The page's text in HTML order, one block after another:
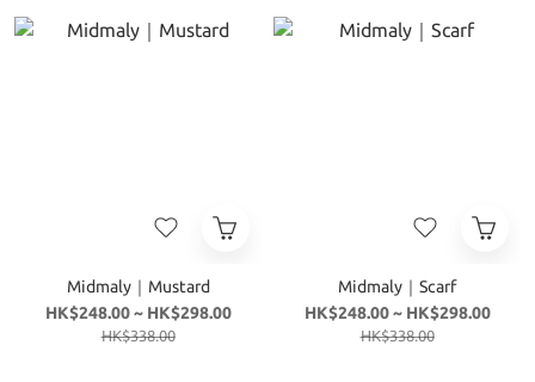
Midmaly｜Mustard
HK$248.00 ~ HK$298.00
HK$338.00
Midmaly｜Scarf
HK$248.00 ~ HK$298.00
HK$338.00